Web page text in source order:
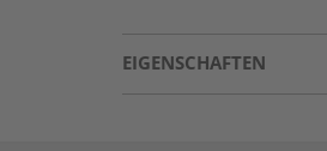
EIGENSCHAFTEN